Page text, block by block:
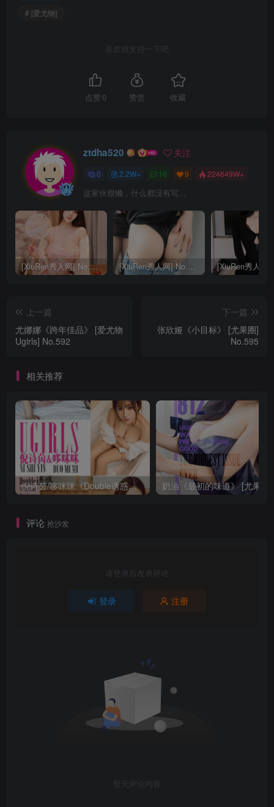
# [爱尤物]
喜欢就支持一下吧
点赞 0 赞赏 收藏
ztdha520 关注
0 2.2W+ 16 9 224649W+
这家伙很懒，什么都没有写...
[XiuRen秀人网] No.9040 蛋蛋宝 妩媚美腿 [XiuRen秀人网] No.8668 模特合集
上一篇
尤娜娜《跨年佳品》 [爱尤物
Ugirls] No.592
下一篇
张欣娅《小目标》 [尤果圈]
No.595
相关推荐
倪诗茵/哆咪咪《Double诱惑》 [尤果圈] No.663
评论 抢沙发
请登录后发表评论
登录 注册
暂无评论内容